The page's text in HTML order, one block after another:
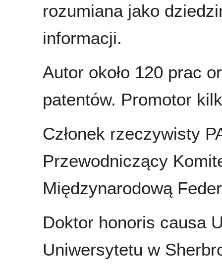
rozumiana jako
informacji.
Autor około 120 prac
patentów. Promotor
Członek rzeczywisty
Przewodniczący
Międzynarodową
Doktor honoris causa
Uniwersytetu w